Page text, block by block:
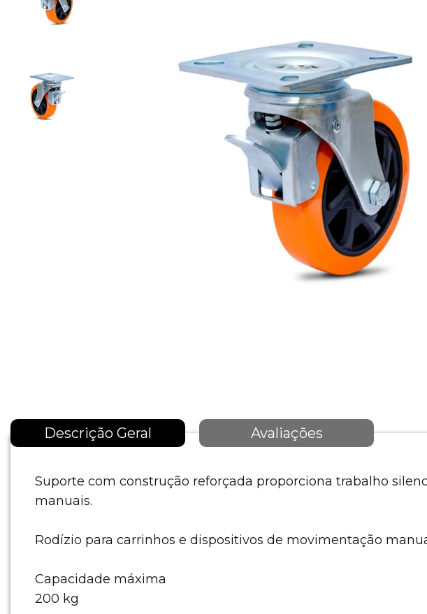
Descrição Geral Avaliações
Suporte com construção reforçada proporciona trabalho
manuais.
Rodízio para carrinhos e dispositivos de movimentação
Capacidade máxima
200 kg